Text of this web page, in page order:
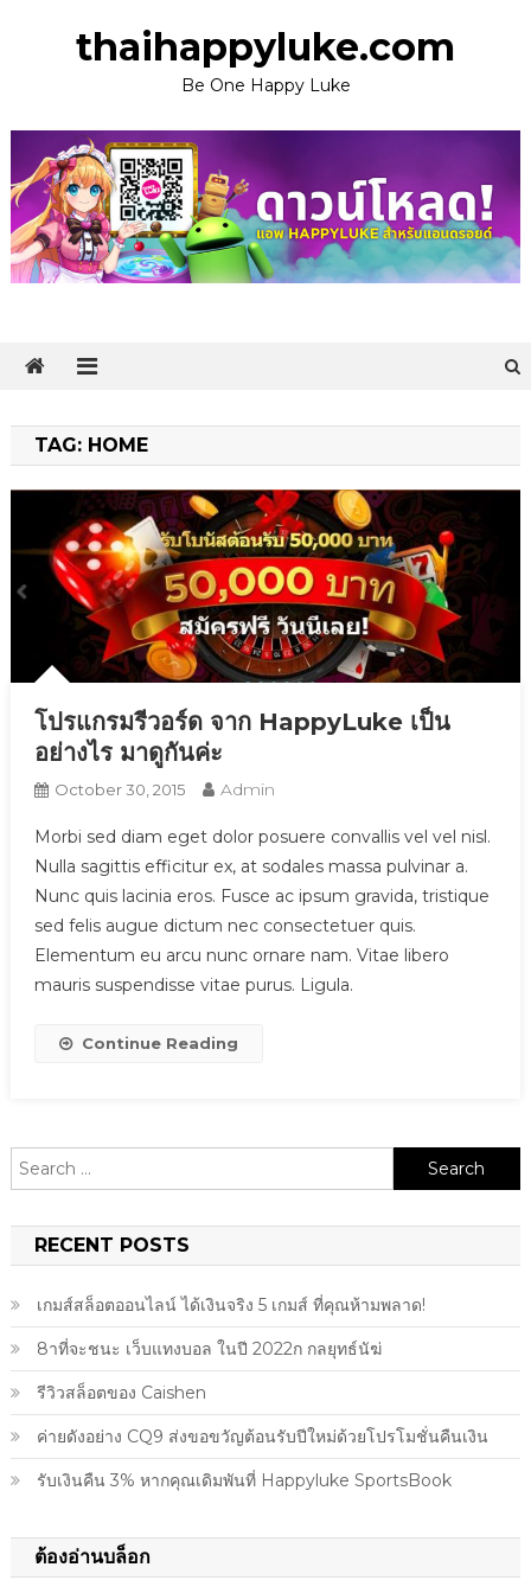
thaihappyluke.com
Be One Happy Luke
TAG: HOME
โปรแกรมรีวอร์ด จาก HappyLuke เป็น
อย่างไร มาดูกันค่ะ
October 30, 2015 Admin
Morbi sed diam eget dolor posuere convallis vel vel nisl.
Nulla sagittis efficitur ex, at sodales massa pulvinar a.
Nunc quis lacinia eros. Fusce ac ipsum gravida, tristique
sed felis augue dictum nec consectetuer quis.
Elementum eu arcu nunc ornare nam. Vitae libero
mauris suspendisse vitae purus. Ligula.
Continue Reading
Search
for:
RECENT POSTS
เกมส์สล็อตออนไลน์ ได้เงินจริง 5 เกมส์ ที่คุณห้ามพลาด!
8าที่จะชนะ เว็บแทงบอล ในปี 2022ก กลยุทธ์นัฆ่
รีวิวสล็อตของ Caishen
ค่ายดังอย่าง CQ9 ส่งขอขวัญต้อนรับปีใหม่ด้วยโปรโมชั่นคืนเงิน
รับเงินคืน 3% หากคุณเดิมพันที่ Happyluke SportsBook
ต้องอ่านบล็อก